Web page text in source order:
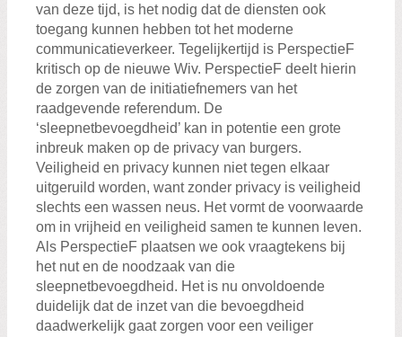
van deze tijd, is het nodig dat de diensten ook
toegang kunnen hebben tot het moderne
communicatieverkeer. Tegelijkertijd is PerspectieF
kritisch op de nieuwe Wiv. PerspectieF deelt hierin
de zorgen van de initiatiefnemers van het
raadgevende referendum. De
‘sleepnetbevoegdheid’ kan in potentie een grote
inbreuk maken op de privacy van burgers.
Veiligheid en privacy kunnen niet tegen elkaar
uitgeruild worden, want zonder privacy is veiligheid
slechts een wassen neus. Het vormt de voorwaarde
om in vrijheid en veiligheid samen te kunnen leven.
Als PerspectieF plaatsen we ook vraagtekens bij
het nut en de noodzaak van die
sleepnetbevoegdheid. Het is nu onvoldoende
duidelijk dat de inzet van die bevoegdheid
daadwerkelijk gaat zorgen voor een veiliger